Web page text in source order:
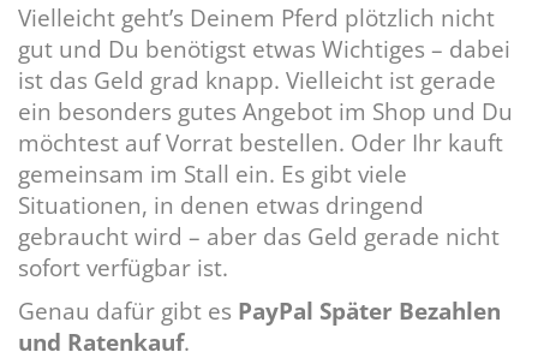
Vielleicht geht’s Deinem Pferd plötzlich nicht
gut und Du benötigst etwas Wichtiges – dabei
ist das Geld grad knapp. Vielleicht ist gerade
ein besonders gutes Angebot im Shop und Du
möchtest auf Vorrat bestellen. Oder Ihr kauft
gemeinsam im Stall ein. Es gibt viele
Situationen, in denen etwas dringend
gebraucht wird – aber das Geld gerade nicht
sofort verfügbar ist.
Genau dafür gibt es PayPal Später Bezahlen
und Ratenkauf.